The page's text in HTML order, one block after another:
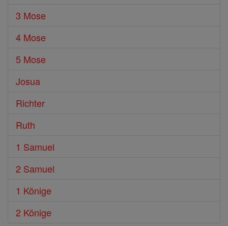
3 Mose
4 Mose
5 Mose
Josua
Richter
Ruth
1 Samuel
2 Samuel
1 Könige
2 Könige